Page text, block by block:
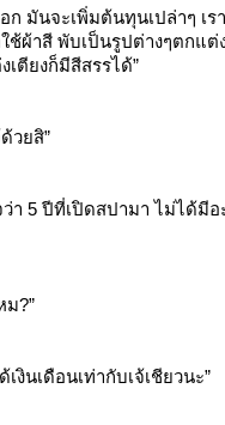
มันจะเพิ่มต้นทุนเปล่าๆ เร
ช้ผ้าสี พับเป็นรูปต่างๆตกแต่
ตียงก็มีสีสรรได้”
วยสิ”
า 5 ปีที่เปิดสปามา ไม่ได้มี
ม?”
งินเดือนเท่ากับเจ้เชียวนะ”